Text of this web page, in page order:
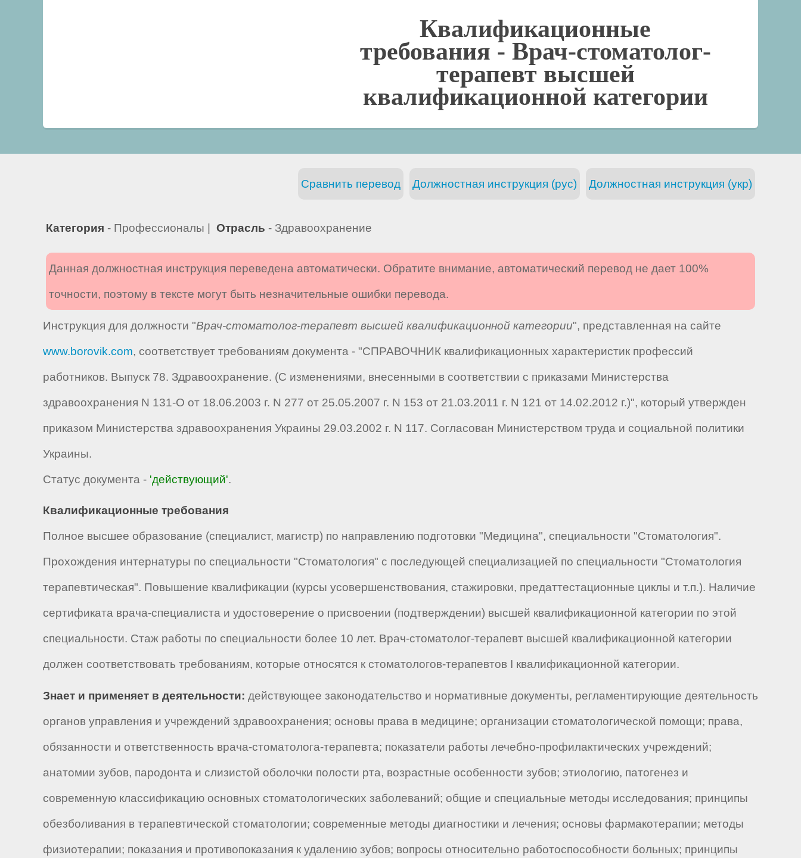
Квалификационные
требования - Врач-стоматолог-
терапевт высшей
квалификационной категории
Должностная инструкция (укр)
Должностная инструкция (рус)
Сравнить перевод
Категория - Профессионалы | Отрасль - Здравоохранение
Данная должностная инструкция переведена автоматически. Обратите внимание, автоматический перевод не дает 100%
точности, поэтому в тексте могут быть незначительные ошибки перевода.
Инструкция для должности "Врач-стоматолог-терапевт высшей квалификационной категории", представленная на сайте
www.borovik.com, соответствует требованиям документа - "СПРАВОЧНИК квалификационных характеристик профессий
работников. Выпуск 78. Здравоохранение. (С изменениями, внесенными в соответствии с приказами Министерства
здравоохранения N 131-О от 18.06.2003 г. N 277 от 25.05.2007 г. N 153 от 21.03.2011 г. N 121 от 14.02.2012 г.)", который утвержден
приказом Министерства здравоохранения Украины 29.03.2002 г. N 117. Согласован Министерством труда и социальной политики
Украины.
Статус документа - 'действующий'.
Квалификационные требования
Полное высшее образование (специалист, магистр) по направлению подготовки "Медицина", специальности "Стоматология".
Прохождения интернатуры по специальности "Стоматология" с последующей специализацией по специальности "Стоматология
терапевтическая". Повышение квалификации (курсы усовершенствования, стажировки, предаттестационные циклы и т.п.). Наличие
сертификата врача-специалиста и удостоверение о присвоении (подтверждении) высшей квалификационной категории по этой
специальности. Стаж работы по специальности более 10 лет. Врач-стоматолог-терапевт высшей квалификационной категории
должен соответствовать требованиям, которые относятся к стоматологов-терапевтов I квалификационной категории.
Знает и применяет в деятельности: действующее законодательство и нормативные документы, регламентирующие деятельность
органов управления и учреждений здравоохранения; основы права в медицине; организации стоматологической помощи; права,
обязанности и ответственность врача-стоматолога-терапевта; показатели работы лечебно-профилактических учреждений;
анатомии зубов, пародонта и слизистой оболочки полости рта, возрастные особенности зубов; этиологию, патогенез и
современную классификацию основных стоматологических заболеваний; общие и специальные методы исследования; принципы
обезболивания в терапевтической стоматологии; современные методы диагностики и лечения; основы фармакотерапии; методы
физиотерапии; показания и противопоказания к удалению зубов; вопросы относительно работоспособности больных; принципы